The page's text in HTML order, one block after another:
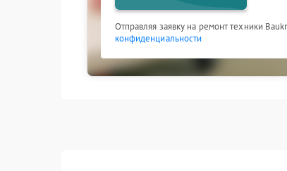
Отправляя заявку на ремонт техники
конфиденциальности